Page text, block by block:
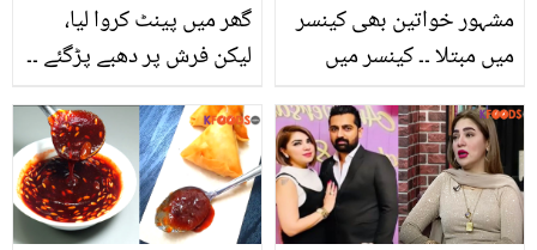
گھر میں پینٹ کروا لیا،
لیکن فرش پر دھبے پڑگئے ۔۔
صاف کرنے کا آسان طریقہ
مشہور خواتین بھی کینسر
میں مبتلا ۔۔ کینسر میں
میں کیا تبدیلیاں آتی ہیں؟